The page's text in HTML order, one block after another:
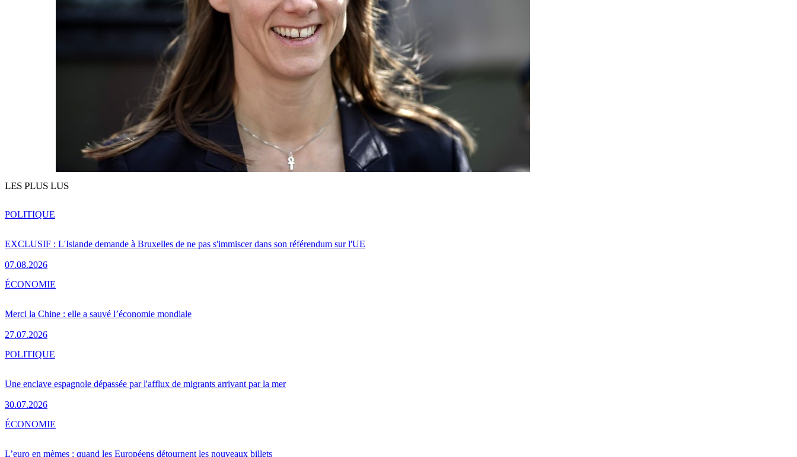
LES PLUS LUS
EXCLUSIF : L'Islande demande à Bruxelles de ne pas s'immiscer dans son référendum sur l'UE
07.08.2026
POLITIQUE
Merci la Chine : elle a sauvé l’économie mondiale
27.07.2026
ÉCONOMIE
Une enclave espagnole dépassée par l'afflux de migrants arrivant par la mer
30.07.2026
POLITIQUE
L’euro en mèmes : quand les Européens détournent les nouveaux billets
ÉCONOMIE